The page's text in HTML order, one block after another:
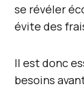
se révéler
évite des
Il est donc
besoins